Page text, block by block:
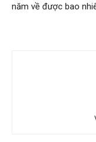
năm về được bao